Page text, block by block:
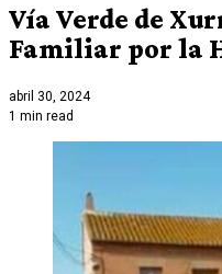
Vía Verde de
Familiar por la
abril 30, 2024
1 min read